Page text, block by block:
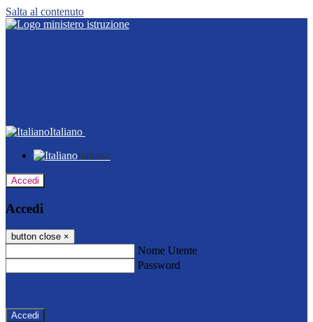
Salta al contenuto
Italiano
Italiano
Accedi
Accedi
button close ×
Nome Utente
Password